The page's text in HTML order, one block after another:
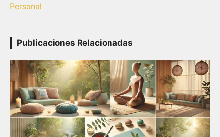
Personal
Publicaciones Relacionadas